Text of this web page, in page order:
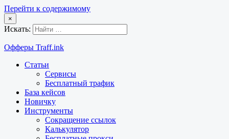
Перейти к содержимому
×
Искать:
Офферы Traff.ink
Статьи
Сервисы
Бесплатный трафик
База кейсов
Новичку
Инструменты
Сокращение ссылок
Калькулятор